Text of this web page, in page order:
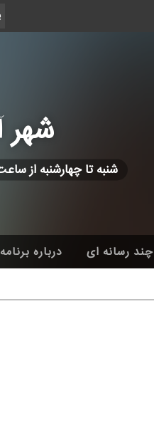
شهر
شنبه تا چهارشنبه از ساعت ۰۶:۳۰ به مدت ۱۳۰
چند رسانه ای درباره برنامه